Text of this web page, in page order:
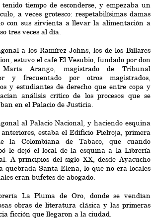
tiempo de esconderse, y empezaba un
a veces grotesco: respetabilísimas damas
con sus sirvienta a llevar la alimentación a
tres veces al día.
a los Ramírez Johns, los de los Billares
estuvo el café El Vesubio, fundado por don
María Arango, magistrado de Tribunal
y frecuentado por otros magistrados,
y estudiantes de derecho que entre copa y
análisis crítico de los procesos que se
en el Palacio de Justicia.
al Palacio Nacional, y haciendo esquina
anteriores, estaba el Edificio Pielroja, primera
la Colombiana de Tabaco, que cuando
le dejó el local de la esquina a la Librería
A principios del siglo XX, desde Ayacucho
quebrada Santa Elena, lo que no era locales
eran bufetes de abogado.
La Pluma de Oro, donde se vendían
obras de literatura clásica y las primeras
ficción que llegaron a la ciudad.